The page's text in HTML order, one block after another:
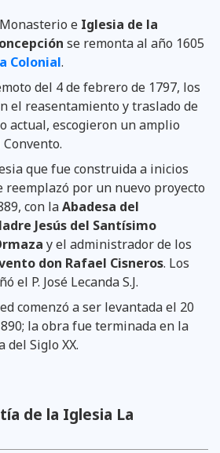
e Iglesia de la
se remonta al año 1605
Colonial.
del 4 de febrero de 1797, los
el reasentamiento y traslado de
actual, escogieron un amplio
que fue construida a inicios
reemplazó por un nuevo proyecto
con laAbadesa del
Jesús del Santísimo
y el administrador de los
don Rafael Cisneros. Los
el P. José Lecanda S.J.
comenzó a ser levantada el 20
la obra fue terminada en la
del Siglo XX.
de la Iglesia La